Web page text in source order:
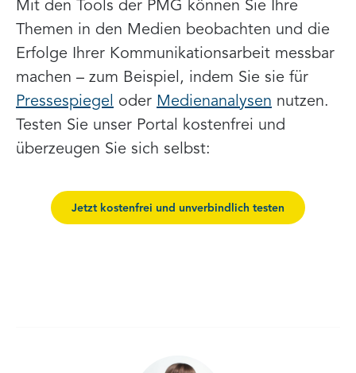
Mit den Tools der PMG können Sie Ihre
Themen in den Medien beobachten und die
Erfolge Ihrer Kommunikationsarbeit messbar
machen – zum Beispiel, indem Sie sie für
Pressespiegel oder Medienanalysen nutzen.
Testen Sie unser Portal kostenfrei und
überzeugen Sie sich selbst:
Jetzt kostenfrei und unverbindlich testen